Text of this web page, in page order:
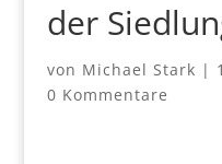
der
von Michael Stark |
0 Kommentare